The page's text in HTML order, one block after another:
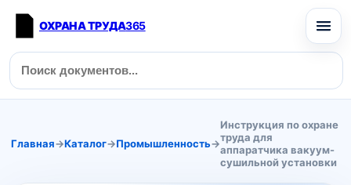
ОХРАНА ТРУДА365
Главная→Каталог→Промышленность→
Инструкция по охране
труда для
аппаратчика вакуум-
сушильной установки